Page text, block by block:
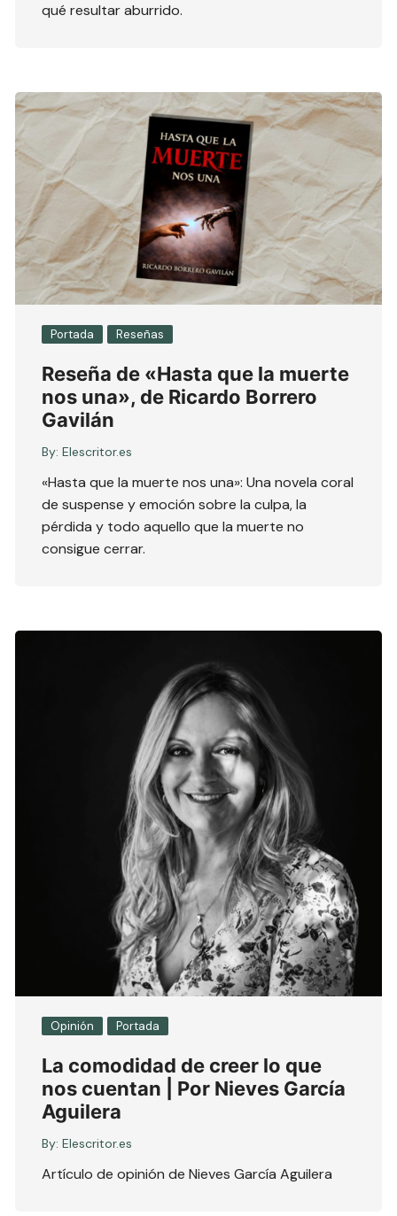
qué resultar aburrido.
Portada Reseñas
Reseña de «Hasta que la muerte
nos una», de Ricardo Borrero
Gavilán
By: Elescritor.es
«Hasta que la muerte nos una»: Una novela coral
de suspense y emoción sobre la culpa, la
pérdida y todo aquello que la muerte no
consigue cerrar.
Opinión Portada
La comodidad de creer lo que
nos cuentan | Por Nieves García
Aguilera
By: Elescritor.es
Artículo de opinión de Nieves García Aguilera